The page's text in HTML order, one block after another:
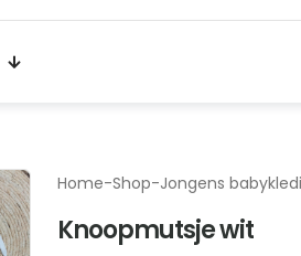
Home-Shop-Jongens
Knoopmutsje wit